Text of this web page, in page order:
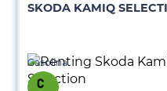
SKODA KAMIQ
Gasolina